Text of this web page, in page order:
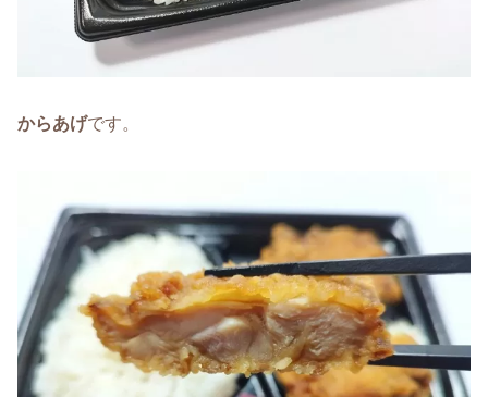
からあげです。